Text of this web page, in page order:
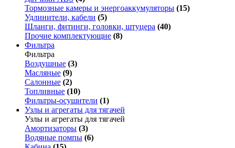
Тормозные камеры и энергоаккумуляторы (15)
Удлинители, кабели (5)
Шланги, фитинги, головки, штуцера (40)
Прочие комплектующие (8)
Фильтра
Фильтра
Воздушные (3)
Масляные (9)
Салонные (2)
Топливные (10)
Фильтры-осушители (1)
Узлы и агрегаты для тягачей
Узлы и агрегаты для тягачей
Амортизаторы (3)
Водяные помпы (6)